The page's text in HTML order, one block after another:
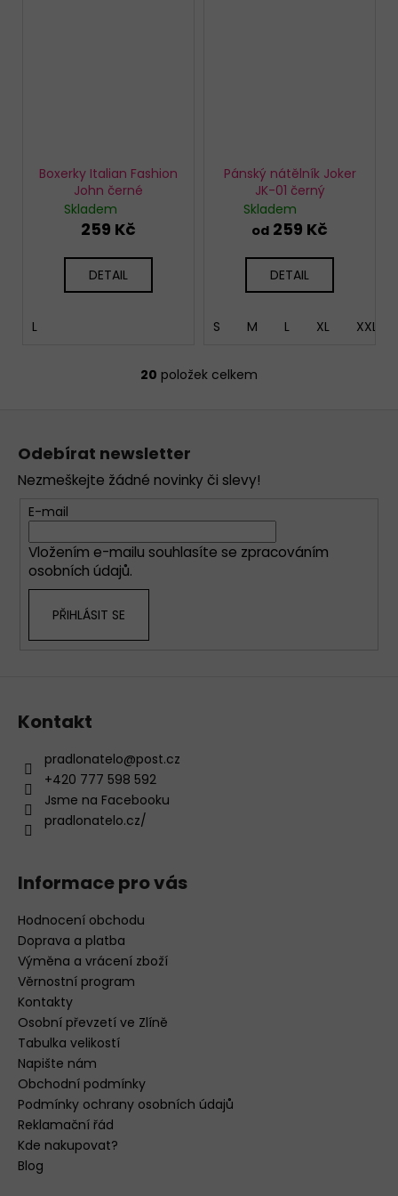
Boxerky Italian Fashion
John černé
Skladem
259 Kč
DETAIL
L
Pánský nátělník Joker
JK-01 černý
Skladem
od 259 Kč
DETAIL
S M L XL XXL
O
a
í
p
r
20 položek celkem
Odebírat newsletter
Nezmeškejte žádné novinky či slevy!
E-mail
Vložením e-mailu souhlasíte se zpracováním
osobních údajů.
PŘIHLÁSIT SE
Kontakt
pradlonatelo@post.cz
+420 777 598 592
Jsme na Facebooku
pradlonatelo.cz/
Informace pro vás
Hodnocení obchodu
Doprava a platba
Výměna a vrácení zboží
Věrnostní program
Kontakty
Osobní převzetí ve Zlíně
Tabulka velikostí
Napište nám
Obchodní podmínky
Podmínky ochrany osobních údajů
Reklamační řád
Kde nakupovat?
Blog